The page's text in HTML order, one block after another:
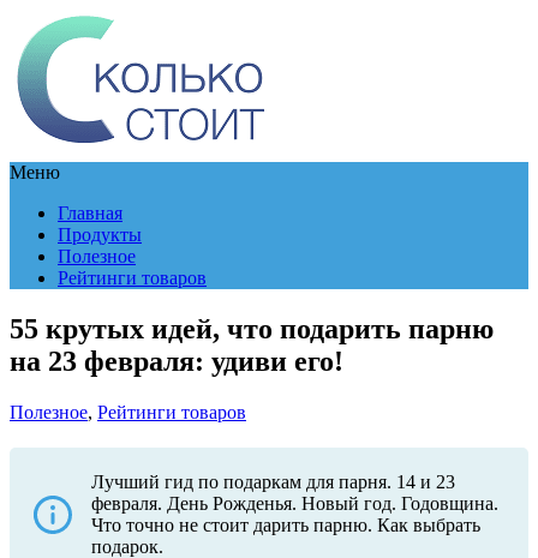
Меню
Главная
Продукты
Полезное
Рейтинги товаров
55 крутых идей, что подарить парню
на 23 февраля: удиви его!
Полезное, Рейтинги товаров
Лучший гид по подаркам для парня. 14 и 23
февраля. День Рожденья. Новый год. Годовщина.
Что точно не стоит дарить парню. Как выбрать
подарок.